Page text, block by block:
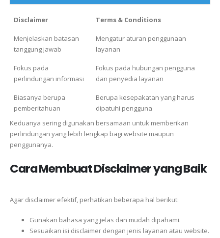
Disclaimer Terms & Conditions
Menjelaskan batasan
tanggung jawab
Mengatur aturan penggunaan
layanan
Fokus pada
perlindungan informasi
Fokus pada hubungan pengguna
dan penyedia layanan
Biasanya berupa
pemberitahuan
Berupa kesepakatan yang harus
dipatuhi pengguna
Keduanya sering digunakan bersamaan untuk memberikan
perlindungan yang lebih lengkap bagi website maupun
penggunanya.
Cara Membuat Disclaimer yang Baik
Agar disclaimer efektif, perhatikan beberapa hal berikut:
Gunakan bahasa yang jelas dan mudah dipahami.
Sesuaikan isi disclaimer dengan jenis layanan atau website.